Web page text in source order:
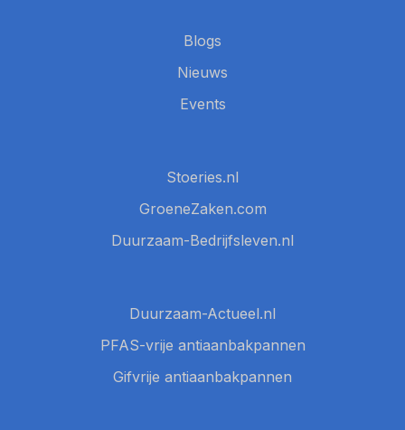
Blogs
Nieuws
Events
Stoeries.nl
GroeneZaken.com
Duurzaam-Bedrijfsleven.nl
Duurzaam-Actueel.nl
PFAS-vrije antiaanbakpannen
Gifvrije antiaanbakpannen